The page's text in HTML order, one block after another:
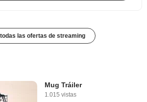
las ofertas de streaming
Mug Tráiler
1.015 vistas